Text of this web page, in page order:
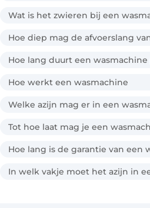
Wat is het zwieren bij een
Hoe diep mag de afvoerslang
Hoe lang duurt een
Hoe werkt een wasmachine
Welke azijn mag er in een
Tot hoe laat mag je een
Hoe lang is de garantie van een
In welk vakje moet het azijn in